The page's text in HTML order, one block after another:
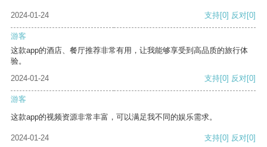
2024-01-24 支持[0] 反对[0]
游客
这款app的酒店、餐厅推荐非常有用，让我能够享受到高品质的旅行体
验。
2024-01-24
支持[0] 反对[0]
游客
这款app的视频资源非常丰富，可以满足我不同的娱乐需求。
2024-01-24 支持[0] 反对[0]